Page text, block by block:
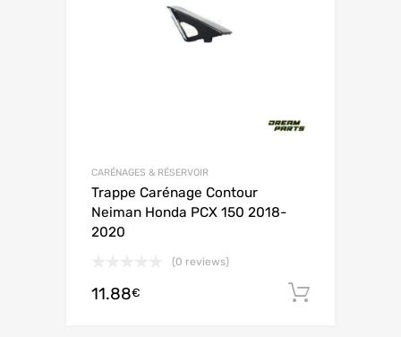
CARÉNAGES & RÉSERVOIR
Trappe Carénage Contour
Neiman Honda PCX 150 2018-
2020
(0 reviews)
11.88€